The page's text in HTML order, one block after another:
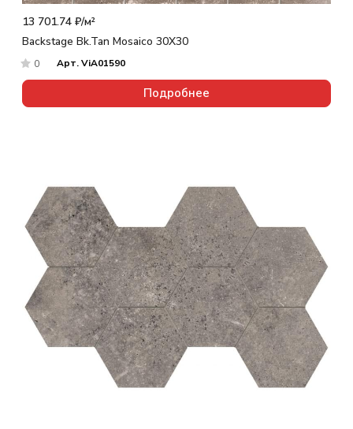
13 701.74 ₽/м²
Backstage Bk.Tan Mosaico 30X30
0 Арт.ViA01590
Подробнее